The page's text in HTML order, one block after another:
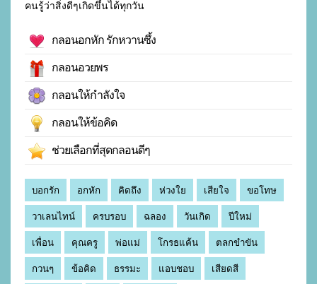
คนรู้ว่าสิ่งดีๆเกิดขึ้นได้ทุกวัน
กลอนอกหัก รักหวานซึ้ง
กลอนอวยพร
กลอนให้กำลังใจ
กลอนให้ข้อคิด
ช่วยเลือกที่สุดกลอนดีๆ
บอกรัก อกหัก คิดถึง ห่วงใย เสียใจ ขอโทษ
วาเลนไทน์ ครบรอบ ฉลอง วันเกิด ปีใหม่
เพื่อน คุณครู พ่อแม่ โกรธแค้น ตลกขำขัน
กวนๆ ข้อคิด ธรรมะ แอบชอบ เสียดสี